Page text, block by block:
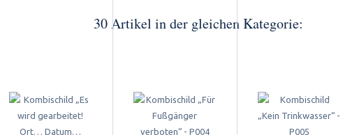
30 Artikel in der gleichen Kategorie: